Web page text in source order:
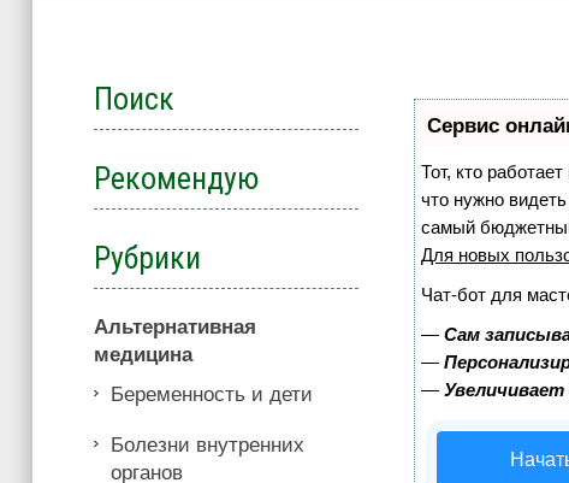
Сервис
Тот, кто
что нужно
самый
Для новых
Чат-бот для
—Сам
—
—
Поиск
Рекомендую
Рубрики
Альтернативная
медицина
Беременность и дети
Болезни внутренних
органов